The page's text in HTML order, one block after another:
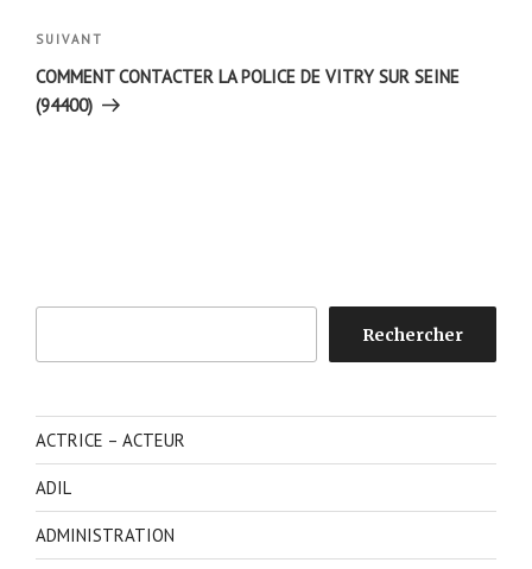
Article
suivant
SUIVANT
COMMENT CONTACTER LA POLICE DE VITRY SUR SEINE
(94400)
Rechercher
ACTRICE – ACTEUR
ADIL
ADMINISTRATION